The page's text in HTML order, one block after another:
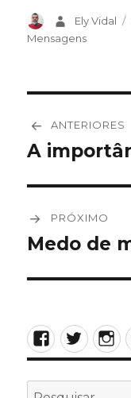
AutorEly Vidal
Mensagens
de
ANTERIORES
Post
A
PRÓXIMO
Próximo
Medo de
Facebook
Twitter
Pesquisar